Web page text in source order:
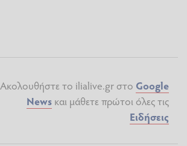
Ακολουθήστε το ilialive.gr στο Google
News και μάθετε πρώτοι όλες τις
Ειδήσεις